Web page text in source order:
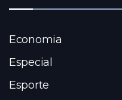
Economia
Especial
Esporte